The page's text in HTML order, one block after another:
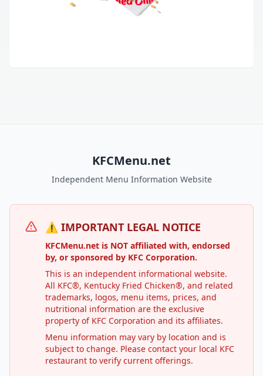
KFCMenu.net
Independent Menu Information Website
⚠️ IMPORTANT LEGAL NOTICE
KFCMenu.net is NOT affiliated with, endorsed
by, or sponsored by KFC Corporation.
This is an independent informational website.
All KFC®, Kentucky Fried Chicken®, and related
trademarks, logos, menu items, prices, and
nutritional information are the exclusive
property of KFC Corporation and its affiliates.
Menu information may vary by location and is
subject to change. Please contact your local KFC
restaurant to verify current offerings.